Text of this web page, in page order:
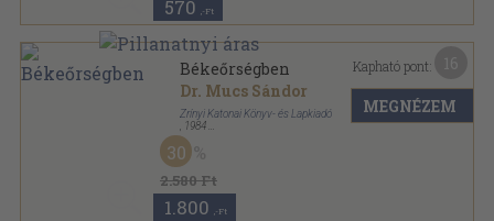
570 ,-Ft
Békeőrségben
Dr. Mucs Sándor
Zrínyi Katonai Könyv- és Lapkiadó
1984
Fűzött kemény papírkötés
2.580 Ft
30
1.800 ,-Ft
Kapható pont:
MEGNÉZEM